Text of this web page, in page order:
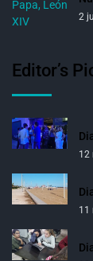
2
Editor’s
12
11